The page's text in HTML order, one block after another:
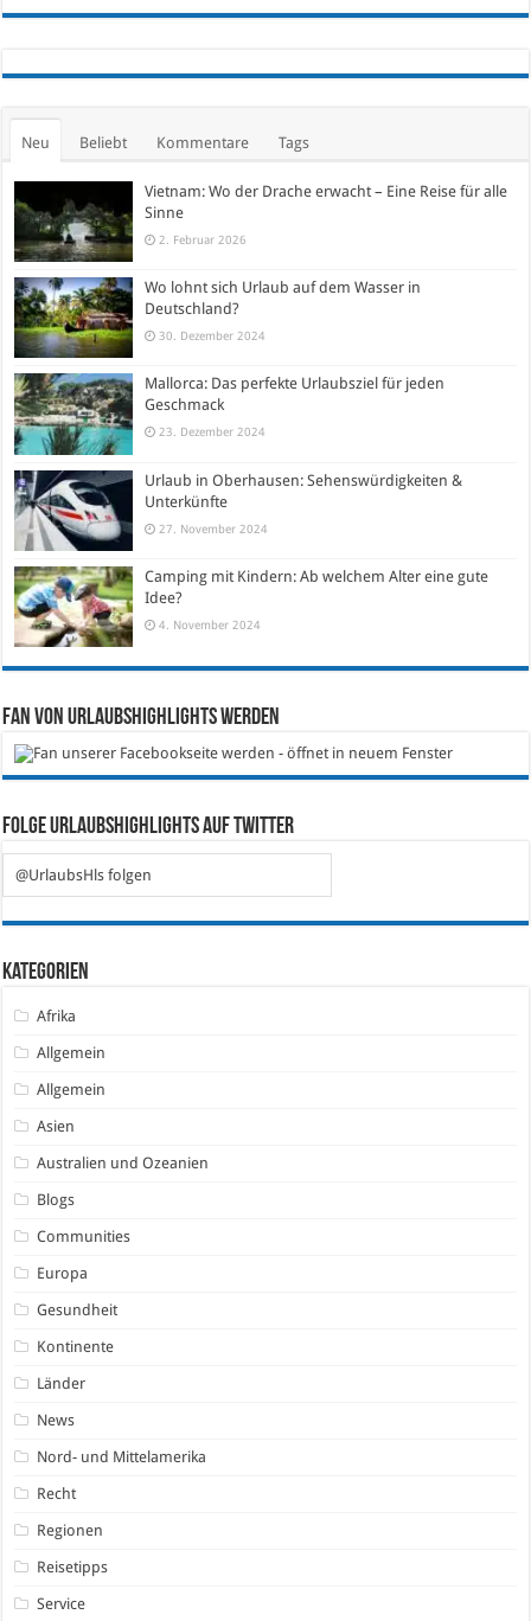
Neu Beliebt Kommentare Tags
Vietnam: Wo der Drache erwacht – Eine Reise für alle
Sinne
2. Februar 2026
Wo lohnt sich Urlaub auf dem Wasser in
Deutschland?
30. Dezember 2024
Mallorca: Das perfekte Urlaubsziel für jeden
Geschmack
23. Dezember 2024
Urlaub in Oberhausen: Sehenswürdigkeiten &
Unterkünfte
27. November 2024
Camping mit Kindern: Ab welchem Alter eine gute
Idee?
4. November 2024
Fan von Urlaubshighlights werden
Folge Urlaubshighlights auf Twitter
@UrlaubsHls folgen
Kategorien
Afrika
Allgemein
Allgemein
Asien
Australien und Ozeanien
Blogs
Communities
Europa
Gesundheit
Kontinente
Länder
News
Nord- und Mittelamerika
Recht
Regionen
Reisetipps
Service